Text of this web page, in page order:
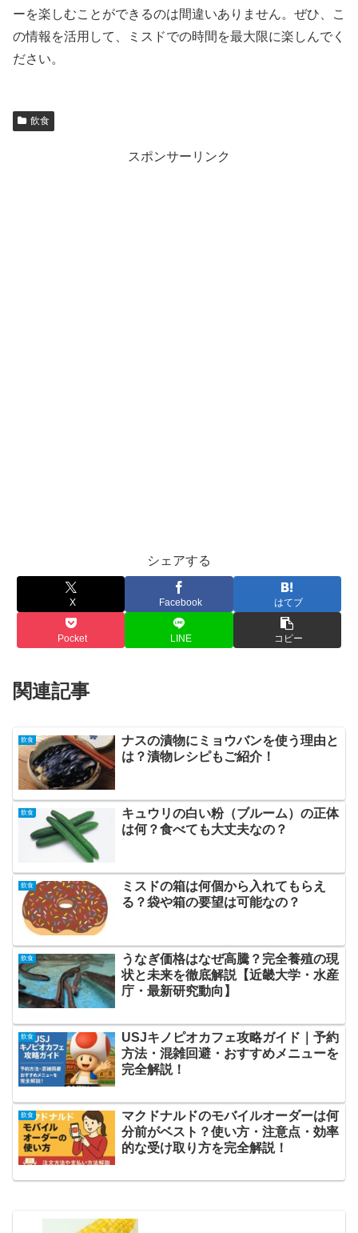
ーを楽しむことができるのは間違いありません。ぜひ、こ
の情報を活用して、ミスドでの時間を最大限に楽しんでく
ださい。
飲食
スポンサーリンク
シェアする
X Facebook はてブ
Pocket LINE コピー
関連記事
飲食
ナスの漬物にミョウバンを使う理由と
は？漬物レシピもご紹介！
飲食
キュウリの白い粉（ブルーム）の正体
は何？食べても大丈夫なの？
飲食
ミスドの箱は何個から入れてもらえ
る？袋や箱の要望は可能なの？
飲食
うなぎ価格はなぜ高騰？完全養殖の現
状と未来を徹底解説【近畿大学・水産
庁・最新研究動向】
飲食
USJキノピオカフェ攻略ガイド｜予約
方法・混雑回避・おすすめメニューを
完全解説！
飲食
マクドナルドのモバイルオーダーは何
分前がベスト？使い方・注意点・効率
的な受け取り方を完全解説！